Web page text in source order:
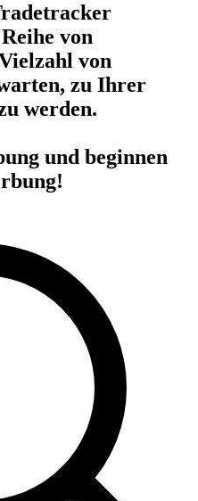
von
von
zu Ihrer
werden.
und beginnen